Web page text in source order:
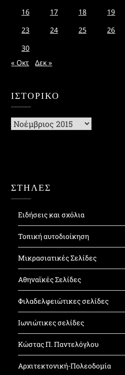
16
17 18 19
23
24 25 26
30
« Οκτ
Δεκ »
ΙΣΤΟΡΙΚΌ
Ιστορικό
ΣΤΗΛΕΣ
Ειδήσεις και σχόλια
Τοπική αυτοδιοίκηση
Μικρασιατικές Σελίδες
Αθηναϊκές Σελίδες
Φιλαδελφειώτικες σελίδες
Ιωνιώτικες σελίδες
Κώστας Π. Παντελόγλου
Αρχιτεκτονική-Πολεοδομία